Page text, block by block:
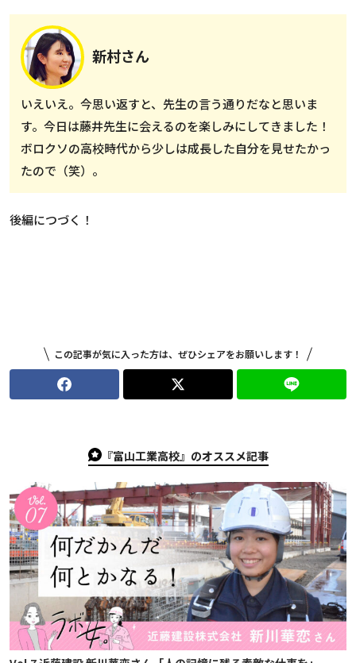
新村さん
いえいえ。今思い返すと、先生の言う通りだなと思いま
す。今日は藤井先生に会えるのを楽しみにしてきました！
ボロクソの高校時代から少しは成長した自分を見せたかっ
たので（笑）。
後編につづく！
この記事が気に入った方は、ぜひシェアをお願いします！
『富山工業高校』のオススメ記事